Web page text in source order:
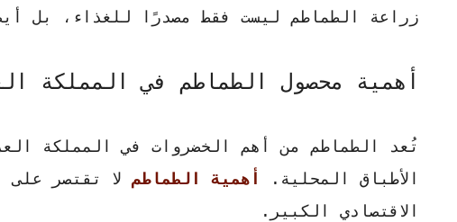
زراعة الطماطم ليست فقط مصدرًا للغذاء، بل
أهمية محصول الطماطم في المملكة
تُعد الطماطم من أهم الخضروات في المملكة
الأطباق المحلية.
أهمية الطماطم لا تقتصر على
الاقتصادي الكبير.